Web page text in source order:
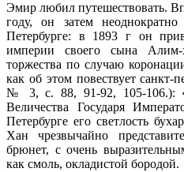
Эмир любил путешествовать.
году, он затем
Петербурге: в 1893 г он
империи своего сына
торжества по случаю
как об этом повествует санкт-
№ 3, с. 88, 91-92, 105-106.):
Величества Государя
Петербурге его светлость
Хан чрезвычайно
брюнет, с очень
как смоль, окладистой бородой.